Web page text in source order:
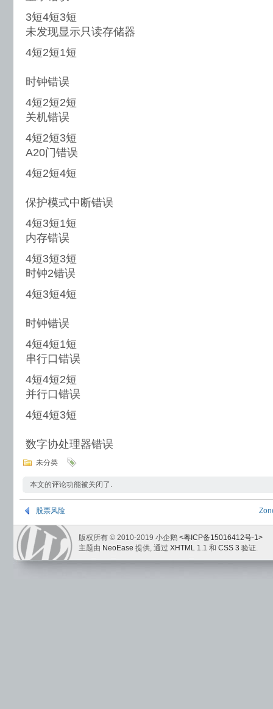
3短4短3短
未发现显示只读存储器
4短2短1短
时钟错误
4短2短2短
关机错误
4短2短3短
A20门错误
4短2短4短
保护模式中断错误
4短3短1短
内存错误
4短3短3短
时钟2错误
4短3短4短
时钟错误
4短4短1短
串行口错误
4短4短2短
并行口错误
4短4短3短
数字协处理器错误
未分类
本文的评论功能被关闭了.
股票风险
版权所有 © 2010-2019 小企鹅 <粤ICP备15016412号-1>
主题由 NeoEase 提供, 通过 XHTML 1.1 和 CSS 3 验证.